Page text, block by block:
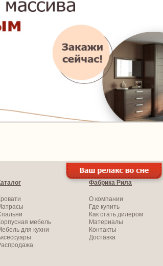
мебель
для кухни
Фабрика Рила
О компании
Где купить
Как стать дилером
Материалы
Контакты
Доставка